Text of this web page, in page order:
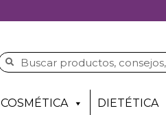
COSMÉTICA DIETÉTICA